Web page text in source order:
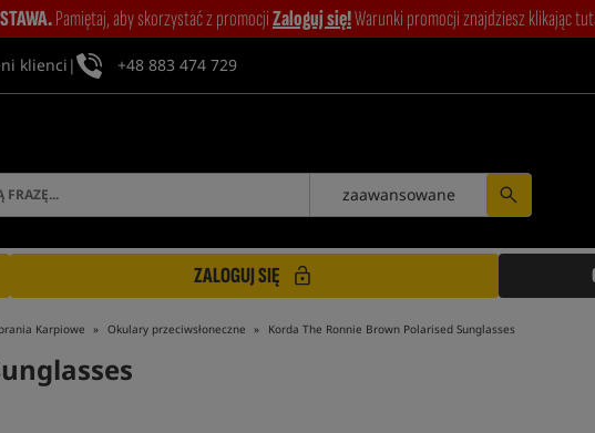
Pamiętaj, aby skorzystać z promocjiZaloguj się!Warunki promocji znajdziesz klikając
klienci | +48 883 474 729
zaawansowane
ZALOGUJ SIĘ
Karpiowe Okulary przeciwsłoneczne Korda The Ronnie Brown Polarised Sunglasses